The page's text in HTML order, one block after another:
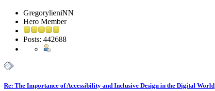
GregorylieniNN
Hero Member
Posts: 442688
Re: The Importance of Accessibility and Inclusive Design in the Digital World